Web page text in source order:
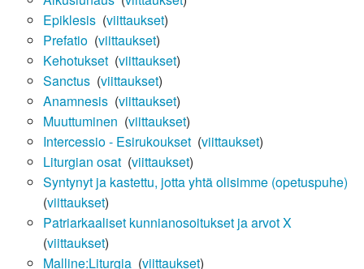
Epiklesis‎ (viittaukset)
Prefatio‎ (viittaukset)
Kehotukset‎ (viittaukset)
Sanctus‎ (viittaukset)
Anamnesis‎ (viittaukset)
Muuttuminen (viittaukset)
Intercessio - Esirukoukset‎ (viittaukset)
Liturgian osat‎ (viittaukset)
Syntynyt ja kastettu, jotta yhtä olisimme (opetuspuhe)
(viittaukset)
Patriarkaaliset kunnianosoitukset ja arvot X‎
(viittaukset)
Malline:Liturgia‎ (viittaukset)